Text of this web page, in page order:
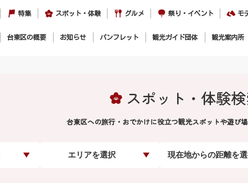
特集 スポット・体験 グルメ 祭り・イベント モ
台東区の概要 お知らせ パンフレット 観光ガイド団体 観光案内所
スポット・体験
台東区への旅行・おでかけに役立つ観光スポットや遊び場
エリアを選択 現在地からの距離を